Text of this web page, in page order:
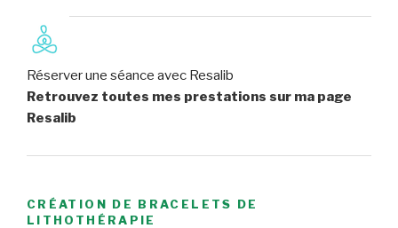
Réserver une séance avec Resalib
Retrouvez toutes mes prestations sur ma page
Resalib
CRÉATION DE BRACELETS DE
LITHOTHÉRAPIE